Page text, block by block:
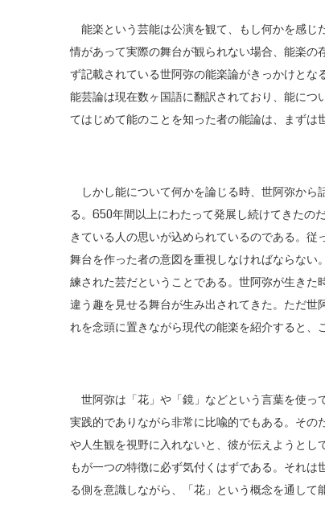
能楽という芸能は公演を観て、もし何かを感じ
情があって実際の舞台が観られない場合、能楽
ず記載されている世阿弥の能楽論がきっかけとな
能芸論は現在数ヶ国語に翻訳されており、能に
てはじめて能のことを知った者の能論は、まずは
しかし能について何かを論じる時、世阿弥から
る。650年間以上にわたって発展し続けてきたの
きている人の思いが込められているのである。
舞台を作った者の意図を重視しなければならな
練された芸だということである。世阿弥が生きた
違う趣を見せる舞台が生み出されてきた。ただ
れを念頭に置きながら現代の能楽を紹介すると、
世阿弥は「花」や「鏡」などという言葉を使っ
実践的でありながら非常に比喩的でもある。そ
や人生観を視野に入れないと、彼が伝えようと
もが一つの特徴に必ず気付くはずである。それ
る側を意識しながら、「花」という概念を通して